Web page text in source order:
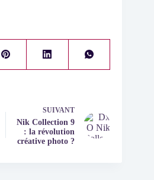
SUIVANT
Nik Collection 9
: la révolution
créative photo ?